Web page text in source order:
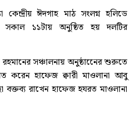
কেন্দ্রীয় ঈদগাহ মাঠ সংলগ্ন হলিডে
সকাল ১১টায় অনুষ্ঠিত হয় দলটির
সঞ্চালনায় অনুষ্ঠানেের শুরুতে
করেন হাফেজ ক্বারী মাওলানা আবু
বক্তব্য রাখেন হাফেজ হযরত মাওলানা